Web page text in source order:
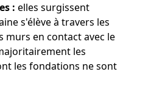
: elles surgissent
s'élève à travers les
murs en contact avec le
les
les fondations ne sont